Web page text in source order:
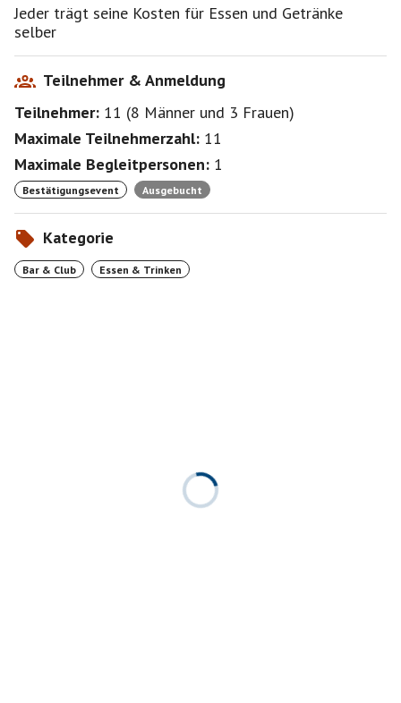
Jeder trägt seine Kosten für Essen und Getränke
selber
Teilnehmer & Anmeldung
Teilnehmer: 11 (8 Männer und 3 Frauen)
Maximale Teilnehmerzahl: 11
Maximale Begleitpersonen: 1
Bestätigungsevent Ausgebucht
Kategorie
Bar & Club Essen & Trinken